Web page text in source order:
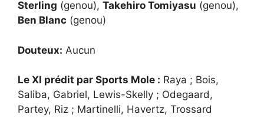
Sterling (genou), Takehiro Tomiyasu (genou),
Ben Blanc (genou)
Douteux: Aucun
Le XI prédit par Sports Mole : Raya ; Bois,
Saliba, Gabriel, Lewis-Skelly ; Odegaard,
Partey, Riz ; Martinelli, Havertz, Trossard